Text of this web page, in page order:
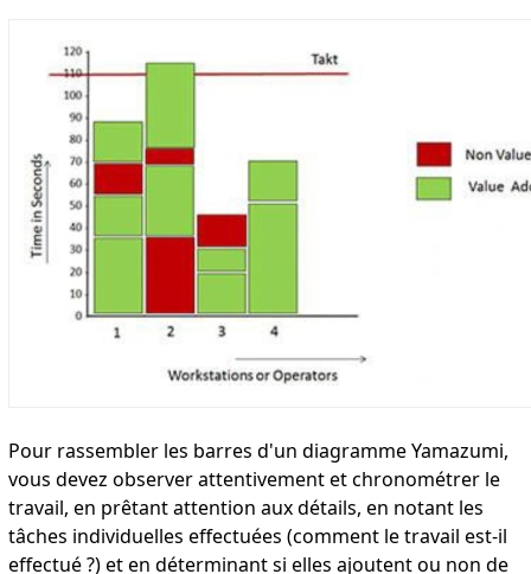
Pour rassembler les barres d'un diagramme Yamazumi,
vous devez observer attentivement et chronométrer le
travail, en prêtant attention aux détails, en notant les
tâches individuelles effectuées (comment le travail est-il
effectué ?) et en déterminant si elles ajoutent ou non de